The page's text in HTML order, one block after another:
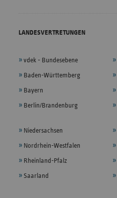
LANDESVERTRETUNGEN
vdek - Bundesebene
Baden-Württemberg
Bayern
Berlin/Brandenburg
Niedersachsen
Nordrhein-Westfalen
Rheinland-Pfalz
Saarland